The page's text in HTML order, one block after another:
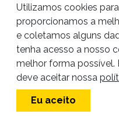
estados, que vão de
Utilizamos cookies
proporcionamos a
e coletamos alguns
tenha acesso a nosso
melhor forma possível.
deve aceitar nossa
Eu aceito